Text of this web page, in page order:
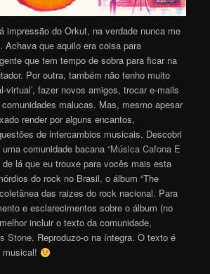
impressão do Orkut, na verdade nunca me
Achava que aquilo era coisa para
que tem tempo de sobra para ficar na
Por outra, também não tenho muito
virtual’, fazer novos amigos, trocar e-mails
malucas. Mas, mesmo apesar
render por alguns encantos,
de intercambios musicais. Descobri
uma comunidade bacana“Música Cafona E
de lá que eu trouxe para vocês mais esta
do rock no Brasil, o álbum “The
das raizes do rock nacional. Para
e esclarecimentos sobre o álbum (no
incluir o texto da comunidade,
Stone. Reproduzo-o na íntegra. O texto é